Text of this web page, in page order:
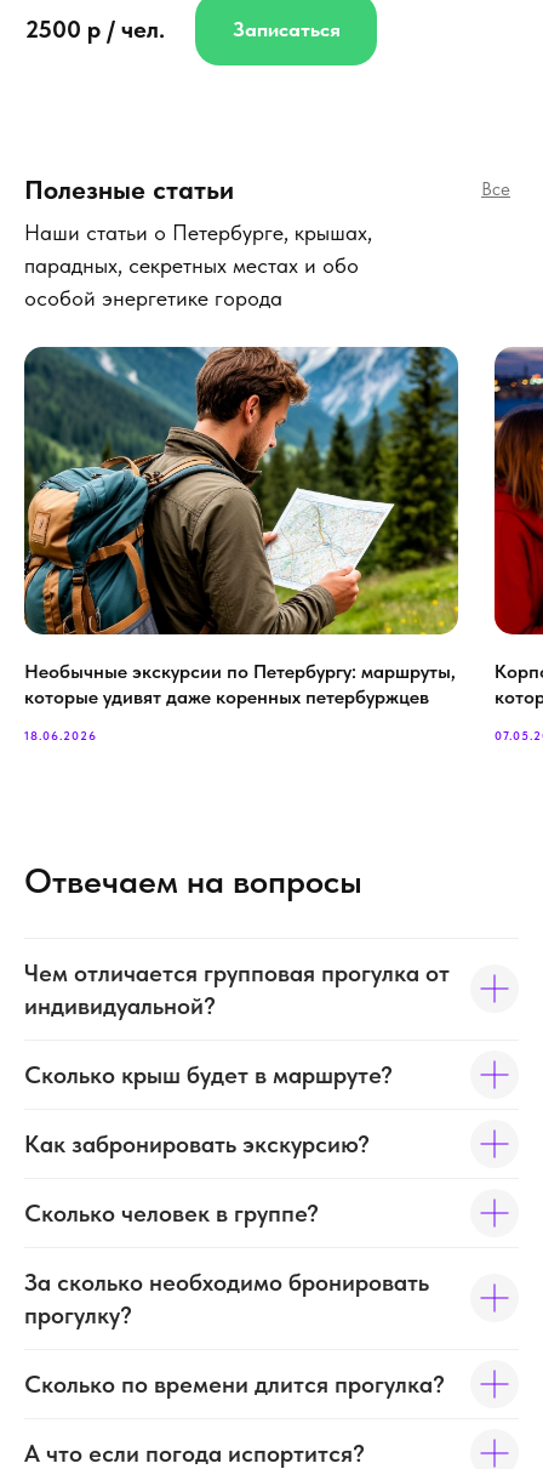
2500 р / чел. Записаться
Полезные статьи
Наши статьи о Петербурге, крышах,
парадных, секретных местах и обо
особой энергетике города
Все
Необычные экскурсии по Петербургу: маршруты,
которые удивят даже коренных петербуржцев
18.06.2026
Отвечаем на вопросы
Чем отличается групповая прогулка от
индивидуальной?
Сколько крыш будет в маршруте?
Как забронировать экскурсию?
Сколько человек в группе?
За сколько необходимо бронировать
прогулку?
Сколько по времени длится прогулка?
А что если погода испортится?